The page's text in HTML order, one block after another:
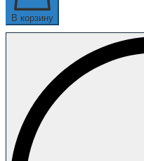
В корзину